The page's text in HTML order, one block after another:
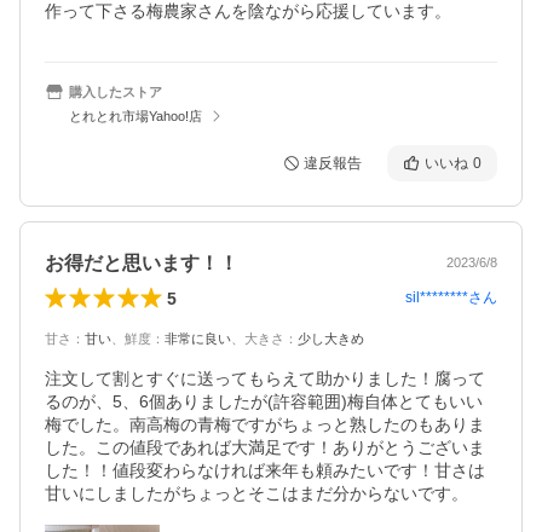
作って下さる梅農家さんを陰ながら応援しています。
購入したストア
とれとれ市場Yahoo!店
違反報告 いいね 0
お得だと思います！！ 2023/6/8
5 sil********さん
甘さ ： 甘い 鮮度 ： 非常に良い 大きさ ： 少し大きめ
注文して割とすぐに送ってもらえて助かりました！腐って
るのが、5、6個ありましたが(許容範囲)梅自体とてもいい
梅でした。南高梅の青梅ですがちょっと熟したのもありま
した。この値段であれば大満足です！ありがとうございま
した！！値段変わらなければ来年も頼みたいです！甘さは
甘いにしましたがちょっとそこはまだ分からないです。